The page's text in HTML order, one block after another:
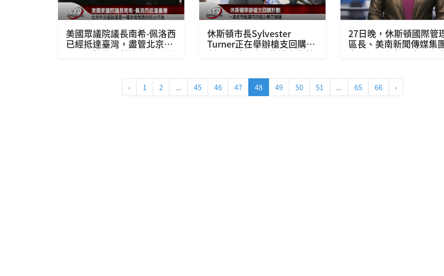
美國眾議院議長南希-佩洛西
已經抵達臺灣，盡管北京方
面一再警告反對這次訪問並
休斯頓市長Sylvester
Turner正在舉辦槍支回購計
劃，以減少我們街道上的槍
27日晚，休斯頓國際管
區長、美南新聞傳媒集
事長、國際貿易中心主
四區專員傑克·卡格爾
連任募捐
‹ 1 2 ... 45 46 47 48 49 50 51 ... 65 66 ›